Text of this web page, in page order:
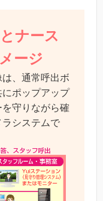
ナース
ージ
、通常呼出ボ
ポップアップ
守りながら確
システムで